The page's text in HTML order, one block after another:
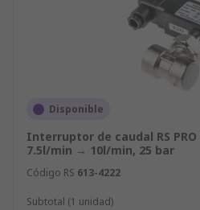
Disponible
Interruptor de caudal RS
7.5l/min → 10l/min, 25 bar
Código RS 613-4222
Subtotal (1 unidad)